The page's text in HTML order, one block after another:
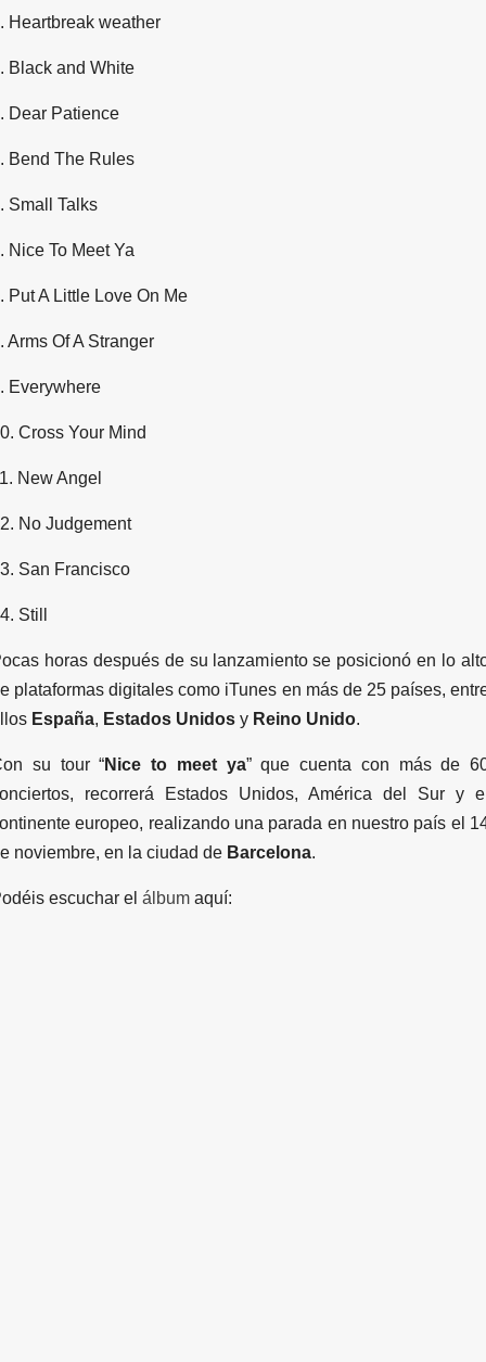
Heartbreak weather
Black and White
Dear Patience
Bend The Rules
Small Talks
Nice To Meet Ya
Put A Little Love On Me
Arms Of A Stranger
Everywhere
Cross Your Mind
New Angel
No Judgement
San Francisco
Still
horas después de su lanzamiento se posicionó en lo
plataformas digitales como iTunes en más de 25 países,
España, Estados Unidos y Reino Unido.
su tour “Nice to meet ya” que cuenta con más de
recorrerá Estados Unidos, América del Sur y
europeo, realizando una parada en nuestro país el
noviembre, en la ciudad de Barcelona.
escuchar el álbum aquí: